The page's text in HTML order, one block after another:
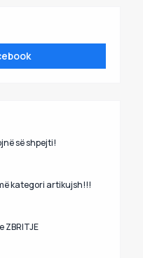
së shpejti!
kategori artikujsh!!!
ZBRITJE